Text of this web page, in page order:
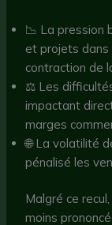
📉 La pression
et projets dans
contraction de
⚖️ Les
impactant
marges
🌐 La volatilité
pénalisé les
Malgré ce
moins